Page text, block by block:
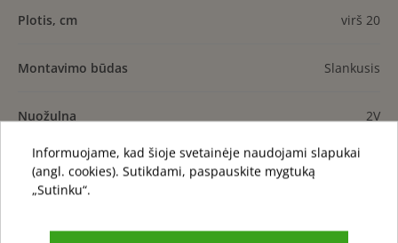
Plotis, cm virš 20
Montavimo būdas Slankusis
Nuožulna 2V
Šildomos grindys Taip
Informuojame, kad šioje svetainėje naudojami slapukai
(angl. cookies). Sutikdami, paspauskite mygtuką
„Sutinku“.